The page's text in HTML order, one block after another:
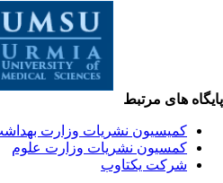
های مرتبط
کمیسیون نشریات وزارت بهداشت
کمسیون نشریات وزارت علوم
شرکت یکتاوب